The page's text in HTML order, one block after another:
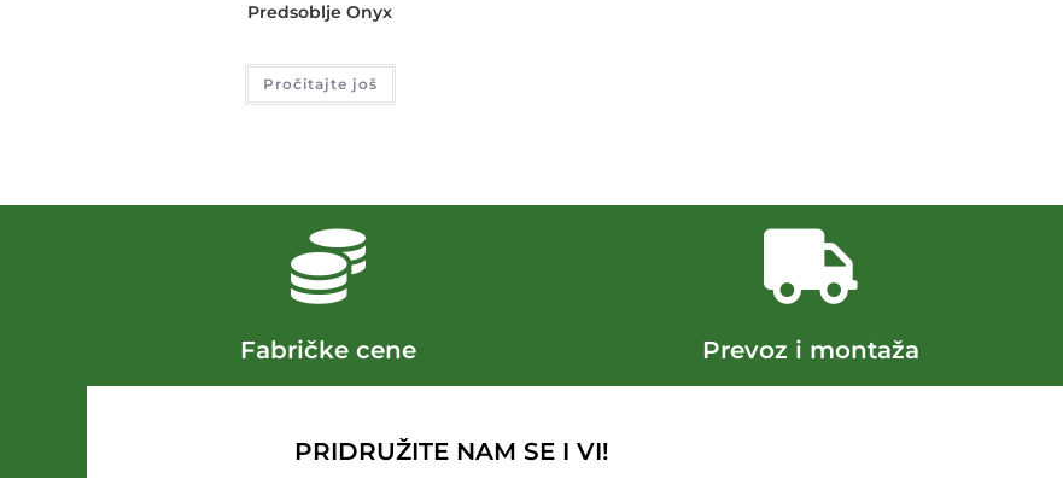
Predsoblje Onyx
Pročitajte još
Fabričke cene Prevoz i montaža
PRIDRUŽITE NAM SE I VI!